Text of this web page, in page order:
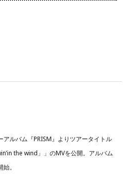
アルバム『PRISM』よりツアータイトル
the wind」」のMVを公開。アルバム
。